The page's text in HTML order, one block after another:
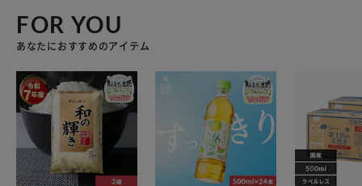
FOR YOU
あなたにおすすめのアイテム